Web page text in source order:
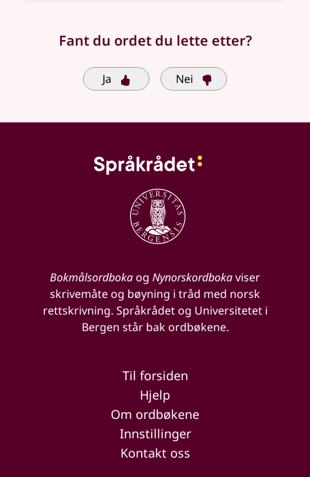
Fant du ordet du lette etter?
Ja Nei
Bokmålsordbokaog Nynorskordbokaviser
skrivemåte og bøyning i tråd med norsk
rettskrivning. Språkrådet og Universitetet i
Bergen står bak ordbøkene.
Til forsiden
Hjelp
Om ordbøkene
Innstillinger
Kontakt oss